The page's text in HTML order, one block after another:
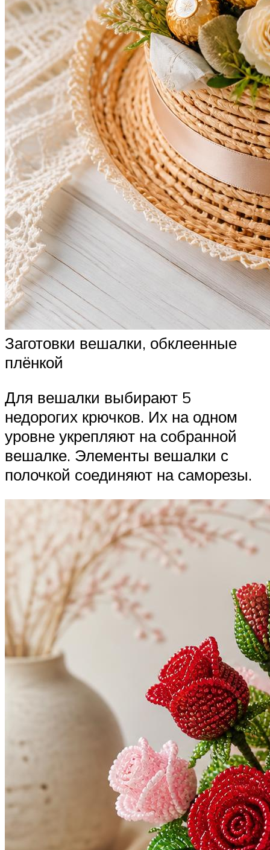
Заготовки вешалки, обклеенные
плёнкой
Для вешалки выбирают 5
недорогих крючков. Их на одном
уровне укрепляют на собранной
вешалке. Элементы вешалки с
полочкой соединяют на саморезы.